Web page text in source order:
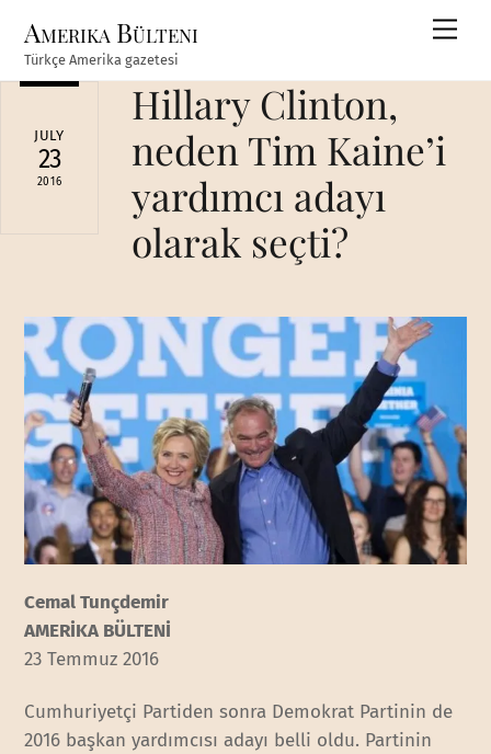
content
Amerika Bülteni
Türkçe Amerika gazetesi
JULY
23
2016
Hillary Clinton,
neden Tim Kaine’i
yardımcı adayı
olarak seçti?
Cemal Tunçdemir
AMERİKA BÜLTENİ
23 Temmuz 2016
Cumhuriyetçi Partiden sonra Demokrat Partinin de
2016 başkan yardımcısı adayı belli oldu. Partinin